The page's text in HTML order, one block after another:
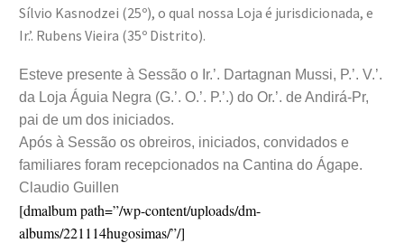
Sílvio Kasnodzei (25º), o qual nossa Loja é jurisdicionada, e
Ir.’. Rubens Vieira (35º Distrito).
Esteve presente à Sessão o Ir.’. Dartagnan Mussi, P.’. V.’.
da Loja Águia Negra (G.’. O.’. P.’.) do Or.’. de Andirá-Pr,
pai de um dos iniciados.
Após à Sessão os obreiros, iniciados, convidados e
familiares foram recepcionados na Cantina do Ágape.
Claudio Guillen
[dmalbum path=”/wp-content/uploads/dm-
albums/221114hugosimas/”/]